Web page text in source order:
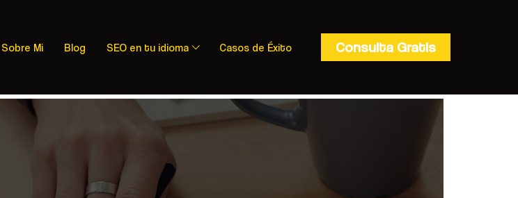
Sobre Mi Blog SEO en tu idioma Casos de Éxito Consulta Gratis